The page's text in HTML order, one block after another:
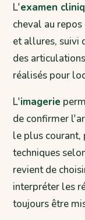
L'examen
cheval au
et allures, suivi
des
réalisés pour
L'imagerie
de confirmer
le plus
techniques
revient de
interpréter les
toujours être